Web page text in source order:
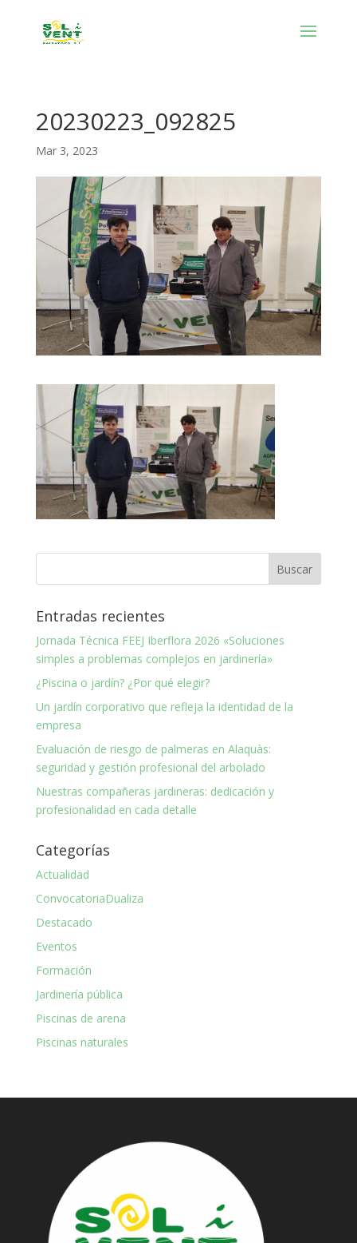
20230223_092825
Mar 3, 2023
Entradas recientes
Jornada Técnica FEEJ Iberflora 2026 «Soluciones
simples a problemas complejos en jardinería»
¿Piscina o jardín? ¿Por qué elegir?
Un jardín corporativo que refleja la identidad de la
empresa
Evaluación de riesgo de palmeras en Alaquàs:
seguridad y gestión profesional del arbolado
Nuestras compañeras jardineras: dedicación y
profesionalidad en cada detalle
Categorías
Actualidad
ConvocatoriaDualiza
Destacado
Eventos
Formación
Jardinería pública
Piscinas de arena
Piscinas naturales